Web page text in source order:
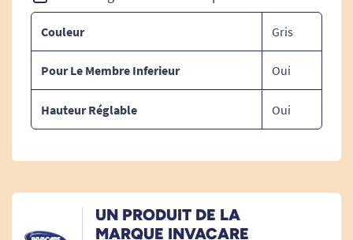
Couleur Gris
Pour Le Membre Inferieur Oui
Hauteur Réglable Oui
UN PRODUIT DE LA
MARQUE INVACARE